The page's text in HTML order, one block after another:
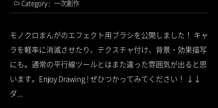
Category : 一次創作
モノクロまんがのエフェクト用ブラシを公開しました！ キャ
ラを軽率に消滅させたり、テクスチャ付け、背景・効果描写
にも。通常の平行線ツールとはまた違った雰囲気が出ると思
います。Enjoy Drawing ! ぜひつかってみてください！ ↓↓
ダ...